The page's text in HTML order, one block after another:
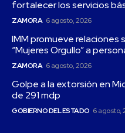
fortalecer los servicios
ZAMORA 6 agosto, 2026
IMM promueve
“Mujeres Orgullo” a
ZAMORA 6 agosto, 2026
Golpe a la extorsión en
de 291 mdp
GOBIERNO DEL ESTADO 6 agosto,